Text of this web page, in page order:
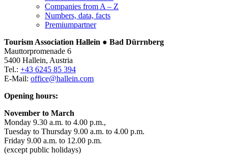
Companies from A – Z
Numbers, data, facts
Premiumpartner
Tourism Association Hallein ● Bad Dürrnberg
Mauttorpromenade 6
5400 Hallein, Austria
Tel.: +43 6245 85 394
E-Mail: office@hallein.com
Opening hours:
November to March
Monday 9.30 a.m. to 4.00 p.m.,
Tuesday to Thursday 9.00 a.m. to 4.00 p.m.
Friday 9.00 a.m. to 12.00 p.m.
(except public holidays)